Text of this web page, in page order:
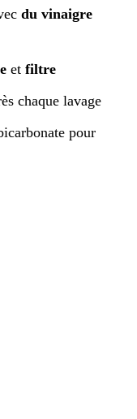
du vinaigre
et filtre
chaque lavage
pour